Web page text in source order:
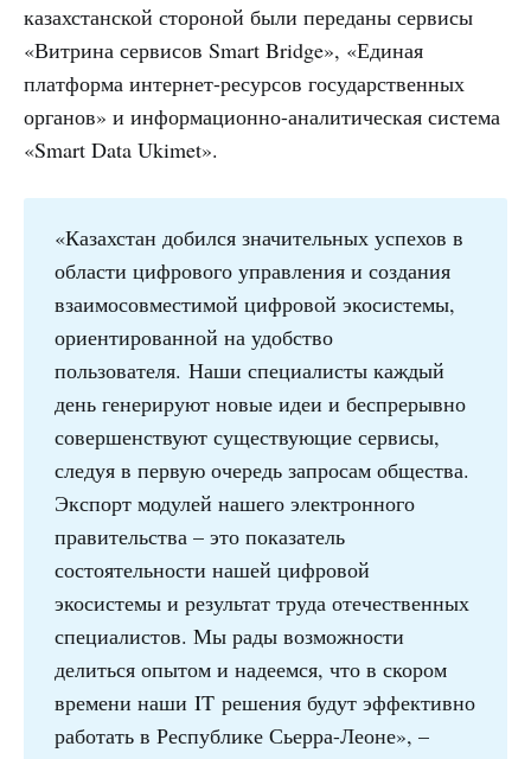
казахстанской стороной были переданы сервисы
«Витрина сервисов Smart Bridge», «Единая
платформа интернет-ресурсов государственных
органов» и информационно-аналитическая система
«Smart Data Ukimet».
«Казахстан добился значительных успехов в
области цифрового управления и создания
взаимосовместимой цифровой экосистемы,
ориентированной на удобство
пользователя. Наши специалисты каждый
день генерируют новые идеи и беспрерывно
совершенствуют существующие сервисы,
следуя в первую очередь запросам общества.
Экспорт модулей нашего электронного
правительства – это показатель
состоятельности нашей цифровой
экосистемы и результат труда отечественных
специалистов. Мы рады возможности
делиться опытом и надеемся, что в скором
времени наши IT решения будут эффективно
работать в Республике Сьерра-Леоне», –